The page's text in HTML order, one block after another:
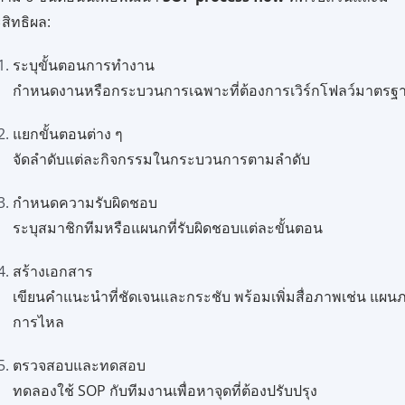
ทธิผล:
ระบุขั้นตอนการทำงาน
กำหนดงานหรือกระบวนการเฉพาะที่ต้องการเวิร์กโฟลว์มาตรฐ
แยกขั้นตอนต่าง ๆ
จัดลำดับแต่ละกิจกรรมในกระบวนการตามลำดับ
กำหนดความรับผิดชอบ
ระบุสมาชิกทีมหรือแผนกที่รับผิดชอบแต่ละขั้นตอน
สร้างเอกสาร
เขียนคำแนะนำที่ชัดเจนและกระชับ พร้อมเพิ่มสื่อภาพเช่น แผน
การไหล
ตรวจสอบและทดสอบ
ทดลองใช้ SOP กับทีมงานเพื่อหาจุดที่ต้องปรับปรุง